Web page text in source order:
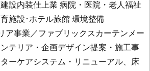
設内装仕上業 病院・医院・老人福祉
施設･ホテル旅館 環境整備
ア事業／ファブリックスカーテンメー
テリア・企画デザイン提案・施工事
ーケアシステム・リニューアル、床